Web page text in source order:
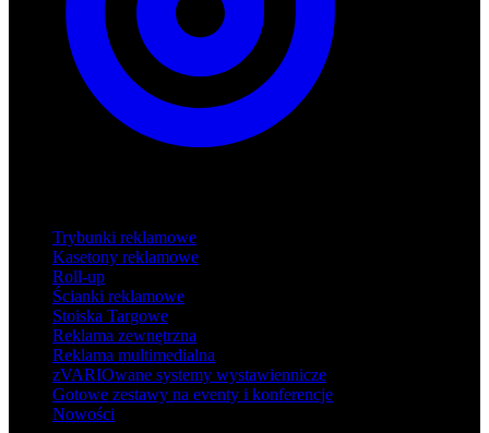
Trybunki reklamowe
Kasetony reklamowe
Roll-up
Ścianki reklamowe
Stoiska Targowe
Reklama zewnętrzna
Reklama multimedialna
zVARIOwane systemy wystawiennicze
Gotowe zestawy na eventy i konferencje
Nowości